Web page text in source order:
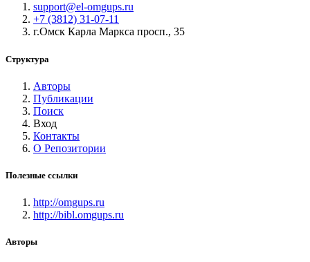
support@el-omgups.ru
+7 (3812) 31-07-11
г.Омск Карла Маркса просп., 35
Структура
Авторы
Публикации
Поиск
Вход
Контакты
О Репозитории
Полезные ссылки
http://omgups.ru
http://bibl.omgups.ru
Авторы